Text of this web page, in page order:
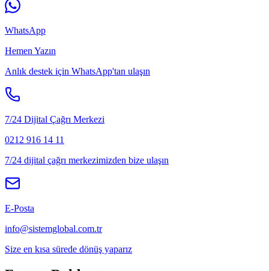
WhatsApp
Hemen Yazın
Anlık destek için WhatsApp'tan ulaşın
7/24 Dijital Çağrı Merkezi
0212 916 14 11
7/24 dijital çağrı merkezimizden bize ulaşın
E-Posta
info@sistemglobal.com.tr
Size en kısa sürede dönüş yaparız